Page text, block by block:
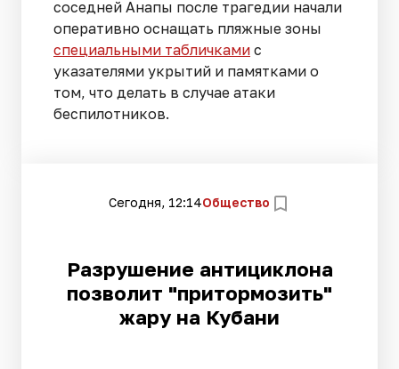
соседней Анапы после трагедии начали
оперативно оснащать пляжные зоны
специальными табличками с
указателями укрытий и памятками о
том, что делать в случае атаки
беспилотников.
Сегодня, 12:14Общество
Разрушение антициклона
позволит "притормозить"
жару на Кубани